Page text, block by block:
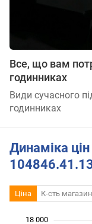
Все, що вам
годинниках
Види сучасного
годинниках
Динаміка
Ціна К-сть
18 000